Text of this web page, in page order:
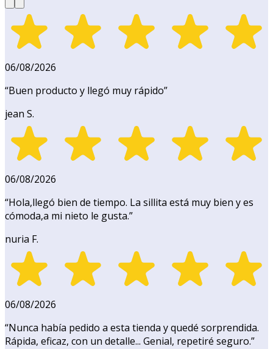
06/08/2026
“Buen producto y llegó muy rápido”
jean S.
06/08/2026
“Hola,llegó bien de tiempo. La sillita está muy bien y es
cómoda,a mi nieto le gusta.”
nuria F.
06/08/2026
“Nunca había pedido a esta tienda y quedé sorprendida.
Rápida, eficaz, con un detalle... Genial, repetiré seguro.”